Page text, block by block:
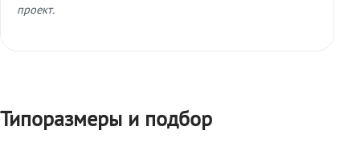
проект.
Типоразмеры и подбор